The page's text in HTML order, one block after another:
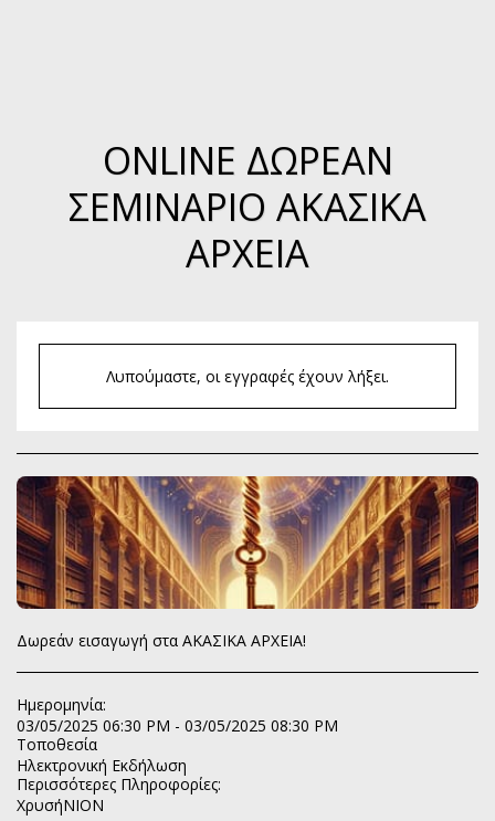
ONLINE ΔΩΡΕΆΝ
ΣΕΜΙΝΆΡΙΟ ΑΚΑΣΙΚΑ
ΑΡΧΕΙΑ
Λυπούμαστε, οι εγγραφές έχουν λήξει.
Δωρεάν εισαγωγή στα ΑΚΑΣΙΚΑ ΑΡΧΕΙΑ!
Ημερομηνία:
03/05/2025 06:30 PM - 03/05/2025 08:30 PM
Τοποθεσία
Ηλεκτρονική Εκδήλωση
Περισσότερες Πληροφορίες:
ΧρυσήΝΙΟΝ